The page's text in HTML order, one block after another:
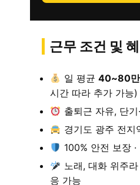
근무 조건 및
일 평균 40~80만
시간 따라 추가 가능)
출퇴근 자유, 단
경기도 광주 전지
100% 안전 보장
노래, 대화 위주
응 가능